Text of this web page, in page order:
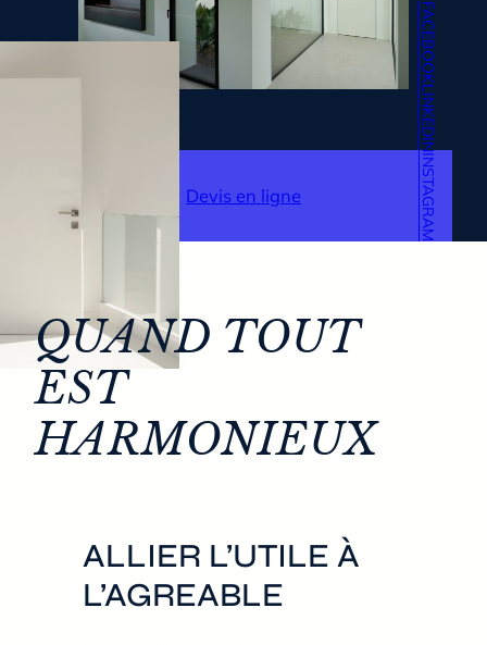
Devis en ligne
FACEBOOK
LINKEDIN
INSTAGRAM
QUAND TOUT
EST
HARMONIEUX
ALLIER L’UTILE À
L’AGREABLE